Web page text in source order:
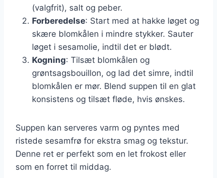
(valgfrit), salt og peber.
Forberedelse: Start med at hakke løget og
skære blomkålen i mindre stykker. Sauter
løget i sesamolie, indtil det er blødt.
Kogning: Tilsæt blomkålen og
grøntsagsbouillon, og lad det simre, indtil
blomkålen er mør. Blend suppen til en glat
konsistens og tilsæt fløde, hvis ønskes.
Suppen kan serveres varm og pyntes med
ristede sesamfrø for ekstra smag og tekstur.
Denne ret er perfekt som en let frokost eller
som en forret til middag.